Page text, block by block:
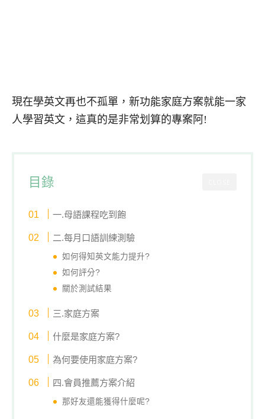
現在學英文再也不孤單，新功能家庭方案就能一家
人學習英文，這真的是非常划算的專案阿!
目錄
一.母語課程吃到飽
二.每月口語訓練測驗
如何得知英文能力提升?
如何評分?
關於測試結果
三.家庭方案
什麼是家庭方案?
為何要使用家庭方案?
四.會員推薦方案介紹
那好友還能獲得什麼呢?